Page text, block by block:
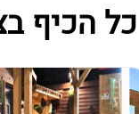
כל הכיף